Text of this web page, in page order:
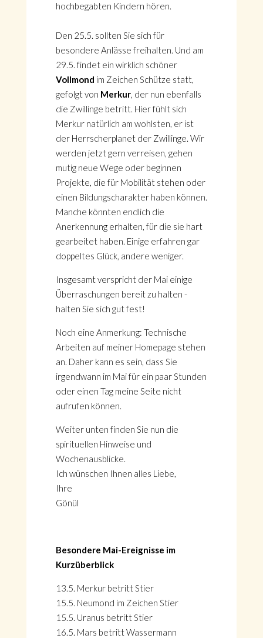
hochbegabten Kindern hören.
Den 25.5. sollten Sie sich für
besondere Anlässe freihalten. Und am
29.5. findet ein wirklich schöner
Vollmond im Zeichen Schütze statt,
gefolgt von Merkur, der nun ebenfalls
die Zwillinge betritt. Hier fühlt sich
Merkur natürlich am wohlsten, er ist
der Herrscherplanet der Zwillinge. Wir
werden jetzt gern verreisen, gehen
mutig neue Wege oder beginnen
Projekte, die für Mobilität stehen oder
einen Bildungscharakter haben können.
Manche könnten endlich die
Anerkennung erhalten, für die sie hart
gearbeitet haben. Einige erfahren gar
doppeltes Glück, andere weniger.
Insgesamt verspricht der Mai einige
Überraschungen bereit zu halten -
halten Sie sich gut fest!
Noch eine Anmerkung: Technische
Arbeiten auf meiner Homepage stehen
an. Daher kann es sein, dass Sie
irgendwann im Mai für ein paar Stunden
oder einen Tag meine Seite nicht
aufrufen können.
Weiter unten finden Sie nun die
spirituellen Hinweise und
Wochenausblicke.
Ich wünschen Ihnen alles Liebe,
Ihre
Gönül
Besondere Mai-Ereignisse im
Kurzüberblick
13.5. Merkur betritt Stier
15.5. Neumond im Zeichen Stier
15.5. Uranus betritt Stier
16.5. Mars betritt Wassermann